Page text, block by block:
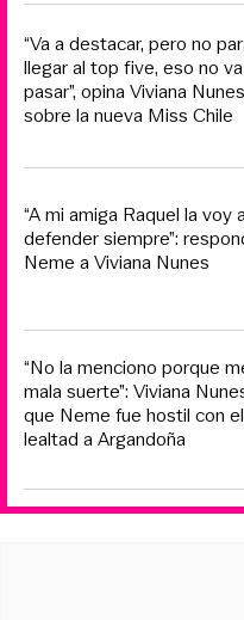
“Va a destacar, pero no
llegar al top five, eso no
pasar”, opina Viviana Nunes
sobre la nueva Miss Chile
“A mi amiga Raquel la voy
defender siempre”:
Neme a Viviana Nunes
“No la menciono porque
mala suerte”: Viviana
que Neme fue hostil con
lealtad a Argandoña